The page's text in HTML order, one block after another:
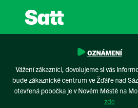
OZNÁMENÍ
Vážení zákazníci, dovolujeme si vás
bude zákaznické centrum ve Žďáře nad
otevřená pobočka je v Novém Městě na
zde